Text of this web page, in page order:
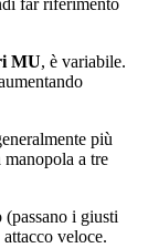
far riferimento
MU, è variabile.
più
manopola a tre
(passano i giusti
veloce.